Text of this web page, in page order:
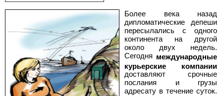
Добавить
резюме
Работодателям
Добавить
вакансию
Более века назад
дипломатические депеши
пересылались с одного
континента на другой
около двух недель.
Сегодня международные
курьерские компании
доставляют срочные
послания и грузы
адресату в течение суток.